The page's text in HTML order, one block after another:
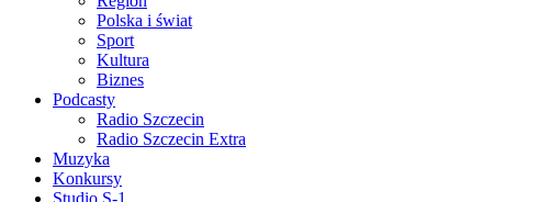
Polska i świat
Sport
Kultura
Biznes
Podcasty
Radio Szczecin
Radio Szczecin Extra
Muzyka
Konkursy